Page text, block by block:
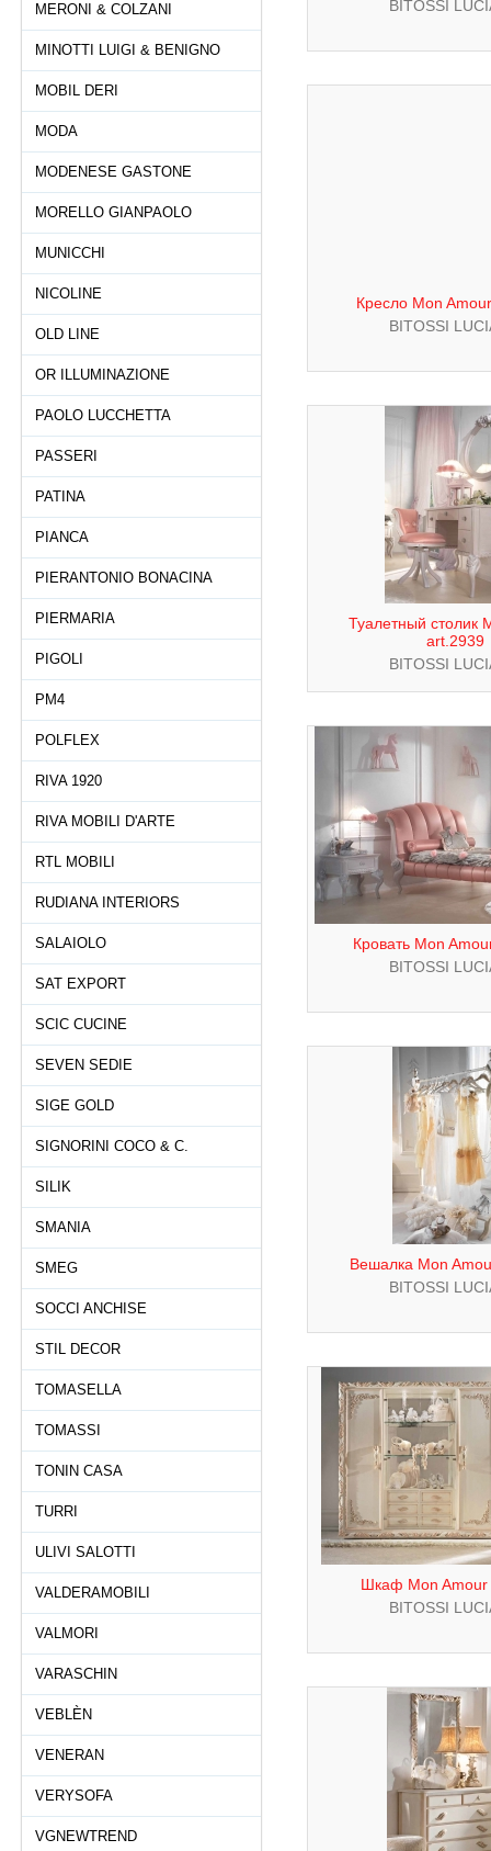
MERONI & COLZANI
MINOTTI LUIGI & BENIGNO
MOBIL DERI
MODA
MODENESE GASTONE
MORELLO GIANPAOLO
MUNICCHI
NICOLINE
OLD LINE
OR ILLUMINAZIONE
PAOLO LUCCHETTA
PASSERI
PATINA
PIANCA
PIERANTONIO BONACINA
PIERMARIA
PIGOLI
PM4
POLFLEX
RIVA 1920
RIVA MOBILI D'ARTE
RTL MOBILI
RUDIANA INTERIORS
SALAIOLO
SAT EXPORT
SCIC CUCINE
SEVEN SEDIE
SIGE GOLD
SIGNORINI COCO & C.
SILIK
SMANIA
SMEG
SOCCI ANCHISE
STIL DECOR
TOMASELLA
TOMASSI
TONIN CASA
TURRI
ULIVI SALOTTI
VALDERAMOBILI
VALMORI
VARASCHIN
VEBLÈN
VENERAN
VERYSOFA
VGNEWTREND
BITOSSI
Кресло Mon
BITOSSI
Туалетный столик
art.2939
BITOSSI
Кровать Mon
BITOSSI
Вешалка Mon
BITOSSI
Шкаф Mon Amour
BITOSSI